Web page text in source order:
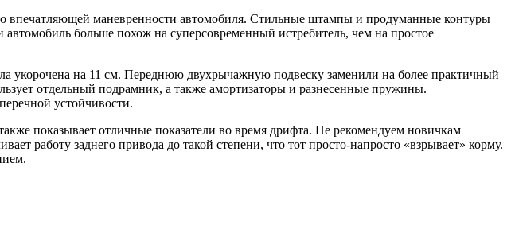
впечатляющей маневренности автомобиля. Стильные штампы и продуманные контуры
больше похож на суперсовременный истребитель, чем на простое
укорочена на 11 см. Переднюю двухрычажную подвеску заменили на более практичный
отдельный подрамник, а также амортизаторы и разнесенные пружины.
устойчивости.
показывает отличные показатели во время дрифта. Не рекомендуем новичкам
работу заднего привода до такой степени, что тот просто-напросто «взрывает» корму.